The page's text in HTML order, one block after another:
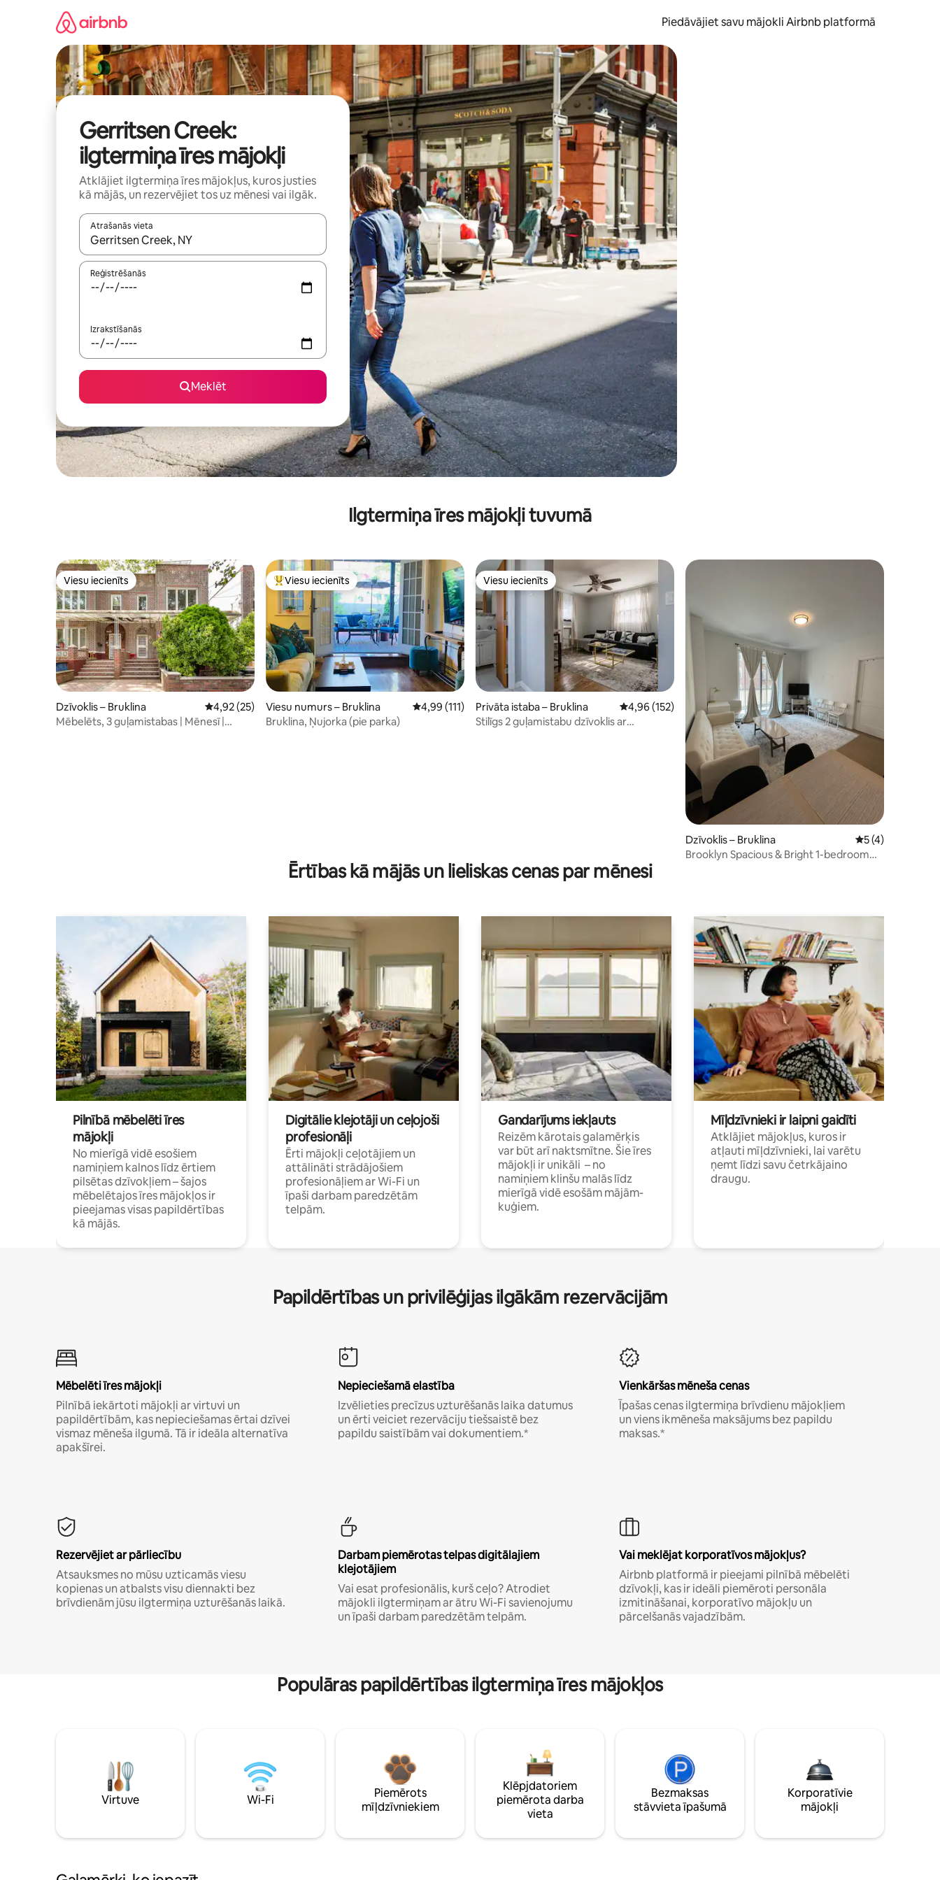
Piedāvājiet savu mājokli Airbnb platformā
Gerritsen Creek:
ilgtermiņa īres mājokļi
Atklājiet ilgtermiņa īres mājokļus, kuros justies
kā mājās, un rezervējiet tos uz mēnesi vai ilgāk.
Atrašanās vieta
Kad rezultāti kļūs pieejami, izmantojiet bultiņu uz augšu un uz leju vai izpētiet tos, pieskaroties ekrānam vai pavelkot pa to ar pirkstu.
Reģistrēšanās
Izrakstīšanās
Meklēt
Ilgtermiņa īres mājokļi tuvumā
Viesu iecienīts
Viesu iecienīts
Dzīvoklis – Bruklina Vidējais vērtējums: 4,92 no 5, atsauksmju skaits: 25
4,92 (25)
Mēbelēts, 3 guļamistabas | Mēnesī |
Populārs viesu iecienīts mājoklis
Viesu iecienīts
Viesu numurs – Bruklina Vidējais vērtējums: 4,99 no 5, atsauksmju skaits: 111
4,99 (111)
Bruklina, Ņujorka (pie parka)
Viesu iecienīts
Viesu iecienīts
Privāta istaba – Bruklina Vidējais vērtējums: 4,96 no 5, atsauksmju skaits: 152
4,96 (152)
Stilīgs 2 guļamistabu dzīvoklis ar
Dzīvoklis – Bruklina Vidējais
5 (4)
Brooklyn Spacious & Bright 1-bedroom
Ērtības kā mājās un lieliskas cenas par mēnesi
Pilnībā mēbelēti īres
mājokļi
No mierīgā vidē esošiem
namiņiem kalnos līdz ērtiem
pilsētas dzīvokļiem – šajos
mēbelētajos īres mājokļos ir
pieejamas visas papildērtības
kā mājās.
Digitālie klejotāji un ceļojoši
profesionāļi
Ērti mājokļi ceļotājiem un
attālināti strādājošiem
profesionāļiem ar Wi-Fi un
īpaši darbam paredzētām
telpām.
Gandarījums iekļauts
Reizēm kārotais galamērķis
var būt arī naktsmītne. Šie īres
mājokļi ir unikāli – no
namiņiem klinšu malās līdz
mierīgā vidē esošām mājām-
kuģiem.
Mīļdzīvnieki ir laipni gaidīti
Atklājiet mājokļus, kuros ir
atļauti mīļdzīvnieki, lai varētu
ņemt līdzi savu četrkājaino
draugu.
Papildērtības un privilēģijas ilgākām rezervācijām
Mēbelēti īres mājokļi
Pilnībā iekārtoti mājokļi ar virtuvi un
papildērtībām, kas nepieciešamas ērtai dzīvei
vismaz mēneša ilgumā. Tā ir ideāla alternatīva
apakšīrei.
Nepieciešamā elastība
Izvēlieties precīzus uzturēšanās laika datumus
un ērti veiciet rezervāciju tiešsaistē bez
papildu saistībām vai dokumentiem.*
Vienkāršas mēneša cenas
Īpašas cenas ilgtermiņa brīvdienu mājokļiem
un viens ikmēneša maksājums bez papildu
maksas.*
Rezervējiet ar pārliecību
Atsauksmes no mūsu uzticamās viesu
kopienas un atbalsts visu diennakti bez
brīvdienām jūsu ilgtermiņa uzturēšanās laikā.
Darbam piemērotas telpas digitālajiem
klejotājiem
Vai esat profesionālis, kurš ceļo? Atrodiet
mājokli ilgtermiņam ar ātru Wi-Fi savienojumu
un īpaši darbam paredzētām telpām.
Vai meklējat korporatīvos mājokļus?
Airbnb platformā ir pieejami pilnībā mēbelēti
dzīvokļi, kas ir ideāli piemēroti personāla
izmitināšanai, korporatīvo mājokļu un
pārcelšanās vajadzībām.
Populāras papildērtības ilgtermiņa īres mājokļos
Virtuve Wi-Fi
Piemērots
mīļdzīvniekiem
Klēpjdatoriem
piemērota darba
vieta
Bezmaksas
stāvvieta īpašumā
Korporatīvie
mājokļi